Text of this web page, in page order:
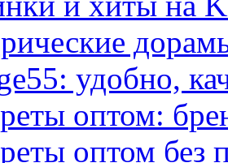
удобно,
оптом:
оптом без